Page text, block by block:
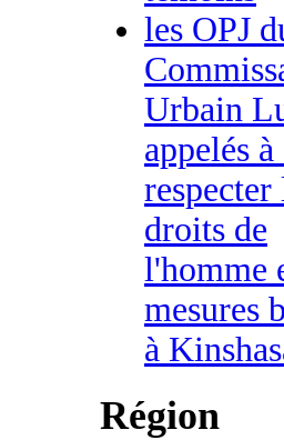
les OPJ
Urbain
appelés
respecter
droits de
l'homme
mesures
à
Région